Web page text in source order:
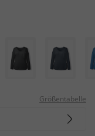
Größentabelle